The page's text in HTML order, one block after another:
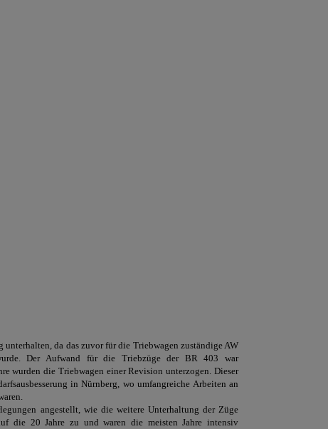
da das zuvor für die Triebwagen zuständige AW
Der Aufwand für die Triebzüge der BR 403 war
wurden die Triebwagen einer Revision unterzogen. Dieser
in Nürnberg, wo umfangreiche Arbeiten an
angestellt, wie die weitere Unterhaltung der Züge
die 20 Jahre zu und waren die meisten Jahre intensiv